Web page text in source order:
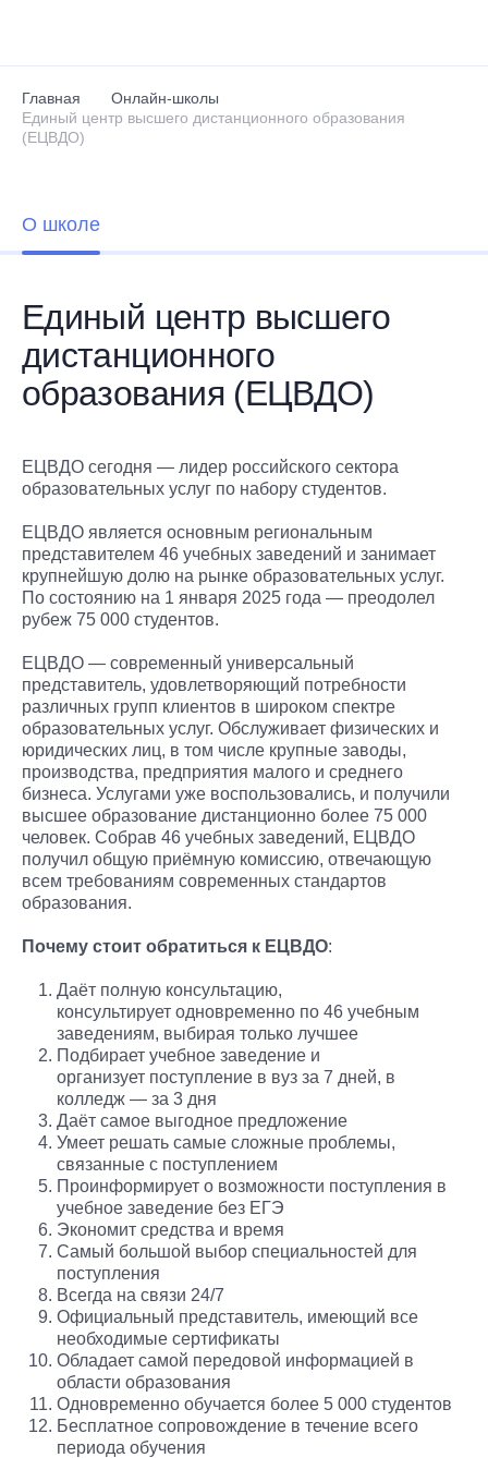
Главная
Онлайн-школы
Единый центр высшего дистанционного образования
(ЕЦВДО)
О школе
Единый центр высшего
дистанционного
образования (ЕЦВДО)
ЕЦВДО сегодня — лидер российского сектора
образовательных услуг по набору студентов.
ЕЦВДО является основным региональным
представителем 46 учебных заведений и занимает
крупнейшую долю на рынке образовательных услуг.
По состоянию на 1 января 2025 года — преодолел
рубеж 75 000 студентов.
ЕЦВДО — современный универсальный
представитель, удовлетворяющий потребности
различных групп клиентов в широком спектре
образовательных услуг. Обслуживает физических и
юридических лиц, в том числе крупные заводы,
производства, предприятия малого и среднего
бизнеса. Услугами уже воспользовались, и получили
высшее образование дистанционно более 75 000
человек. Собрав 46 учебных заведений, ЕЦВДО
получил общую приёмную комиссию, отвечающую
всем требованиям современных стандартов
образования.
Почему стоит обратиться к ЕЦВДО:
Даёт полную консультацию,
консультирует одновременно по 46 учебным
заведениям, выбирая только лучшее
Подбирает учебное заведение и
организует поступление в вуз за 7 дней, в
колледж — за 3 дня
Даёт самое выгодное предложение
Умеет решать самые сложные проблемы,
связанные с поступлением
Проинформирует о возможности поступления в
учебное заведение без ЕГЭ
Экономит средства и время
Самый большой выбор специальностей для
поступления
Всегда на связи 24/7
Официальный представитель, имеющий все
необходимые сертификаты
Обладает самой передовой информацией в
области образования
Одновременно обучается более 5 000 студентов
Бесплатное сопровождение в течение всего
периода обучения